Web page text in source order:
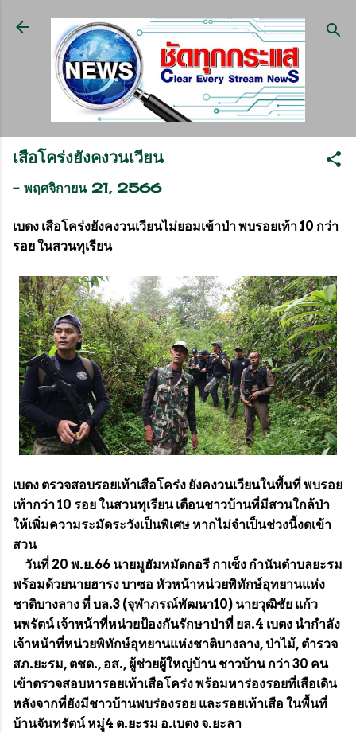
ข้ามไปที่เนื้อหาหลัก
เสือโคร่งยังคงวนเวียน
- พฤศจิกายน 21, 2566
เบตง เสือโคร่งยังคงวนเวียนไม่ยอมเข้าป่า พบรอยเท้า 10 กว่า
รอย ในสวนทุเรียน
เบตง ตรวจสอบรอยเท้าเสือโคร่ง ยังคงวนเวียนในพื้นที่ พบรอย
เท้ากว่า 10 รอย ในสวนทุเรียน เตือนชาวบ้านที่มีสวนใกล้ป่า
ให้เพิ่มความระมัดระวังเป็นพิเศษ หากไม่จำเป็นช่วงนี้งดเข้า
สวน
วันที่ 20 พ.ย.66 นายมูฮัมหมัดกอรี กาเซ็ง กำนันตำบลยะรม
พร้อมด้วยนายฮารง บาซอ หัวหน้าหน่วยพิทักษ์อุทยานแห่ง
ชาติบางลาง ที่ บล.3 (จุฬาภรณ์พัฒนา10) นายวุฒิชัย แก้ว
นพรัตน์ เจ้าหน้าที่หน่วยป้องกันรักษาป่าที่ ยล.4 เบตง นำกำลัง
เจ้าหน้าที่หน่วยพิทักษ์อุทยานแห่งชาติบางลาง, ป่าไม้, ตำรวจ
สภ.ยะรม, ตชด., อส., ผู้ช่วยผู้ใหญ่บ้าน ชาวบ้าน กว่า 30 คน
เข้าตรวจสอบหารอยเท้าเสือโคร่ง พร้อมหาร่องรอยที่เสือเดิน
หลังจากที่ยังมีชาวบ้านพบร่องรอย และรอยเท้าเสือ ในพื้นที่
บ้านจันทรัตน์ หมู่4 ต.ยะรม อ.เบตง จ.ยะลา